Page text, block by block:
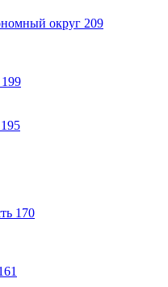
округ 209
199
195
170